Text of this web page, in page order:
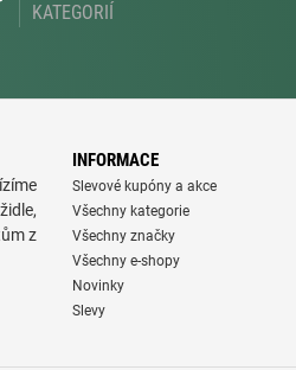
KATEGORIÍ
z
INFORMACE
Slevové kupóny a akce
Všechny kategorie
Všechny značky
Všechny e-shopy
Novinky
Slevy